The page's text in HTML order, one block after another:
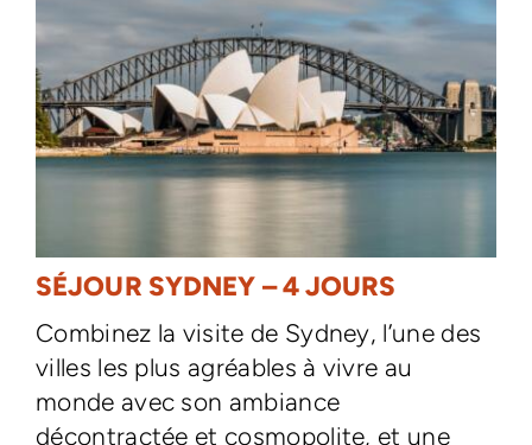
SÉJOUR SYDNEY – 4 JOURS
Combinez la visite de Sydney, l’une des
villes les plus agréables à vivre au
monde avec son ambiance
décontractée et cosmopolite, et une